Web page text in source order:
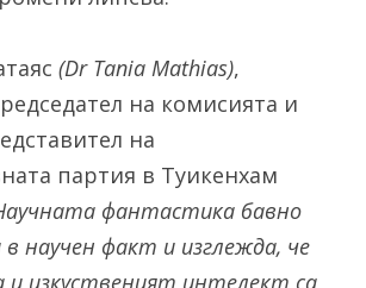
(Dr Tania Mathias),
на комисията и
на
партия в Туикенхам
фантастика бавно
научен факт и изглежда, че
изкуственият интелект са